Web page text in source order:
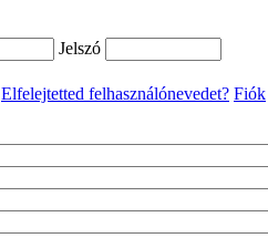
Jelszó
Elfelejtetted felhasználónevedet? Fiók